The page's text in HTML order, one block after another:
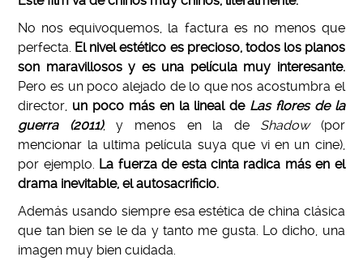
No nos equivoquemos, la factura es no menos que
perfecta. El nivel estético es precioso, todos los planos
son maravillosos y es una película muy interesante.
Pero es un poco alejado de lo que nos acostumbra el
director, un poco más en la lineal de Las flores de la
guerra (2011), y menos en la de Shadow(por
mencionar la ultima película suya que vi en un cine),
por ejemplo. La fuerza de esta cinta radica más en el
drama inevitable, el autosacrificio.
Además usando siempre esa estética de china clásica
que tan bien se le da y tanto me gusta. Lo dicho, una
imagen muy bien cuidada.